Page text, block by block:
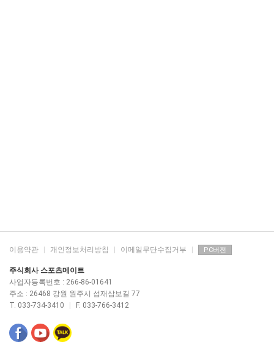
이용약관 개인정보처리방침 이메일무단수집거부 PC버전
주식회사 스포츠메이트
사업자등록번호 : 266-86-01641
주소 : 26468 강원 원주시 섭재삼보길 77
T. 033-734-3410
F. 033-766-3412